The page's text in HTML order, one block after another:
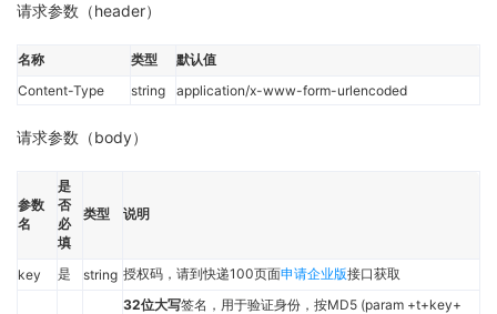
请求参数（header）
名称 类型
默认值
Content-Type
string application/x-www-form-urlencoded
请求参数（body）
参数
名
是
否
必
填
类型 说明
key 是 string 授权码，请到快递100页面申请企业版接口获取
32位大写签名，用于验证身份，按MD5 (param +t+key+